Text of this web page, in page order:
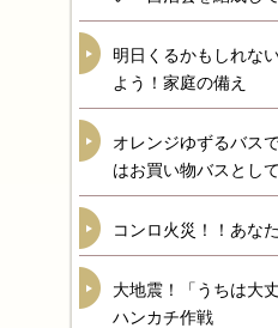
明日くるかもしれな
よう！家庭の備え
オレンジゆずるバス
はお買い物バスとし
コンロ火災！！あな
大地震！「うちは大
ハンカチ作戦